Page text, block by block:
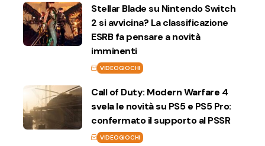
Stellar Blade su Nintendo Switch
2 si avvicina? La classificazione
ESRB fa pensare a novità
imminenti
VIDEOGIOCHI
Call of Duty: Modern Warfare 4
svela le novità su PS5 e PS5 Pro:
confermato il supporto al PSSR
VIDEOGIOCHI